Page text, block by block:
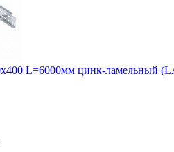
L=6000мм цинк-ламельный